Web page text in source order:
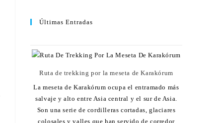
Últimas Entradas
Ruta de trekking por la meseta de Karakórum
La meseta de Karakórum ocupa el entramado más
salvaje y alto entre Asia central y el sur de Asia.
Son una serie de cordilleras cortadas, glaciares
colosales y valles que han servido de corredor